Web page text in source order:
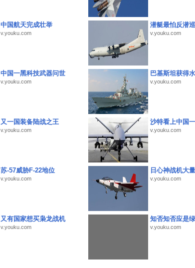
中国航天完成壮举
v.youku.com
潜艇最怕反潜
v.youku.com
中国一黑科技武器问世
v.youku.com
巴基斯坦获得
v.youku.com
又一国装备陆战之王
v.youku.com
沙特看上中国
v.youku.com
苏-57威胁F-22地位
v.youku.com
日心神战机大
v.youku.com
又有国家想买枭龙战机
v.youku.com
知否知否应是
v.youku.com